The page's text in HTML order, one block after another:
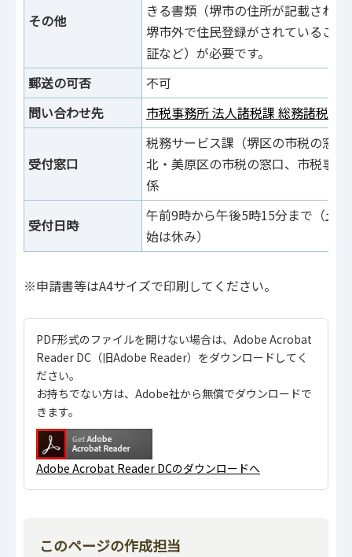
その他
きる書類（堺市の住所が記載され
堺市外で住民登録がされているこ
証など）が必要です。
郵送の可否
不可
問い合わせ先
市税事務所 法人諸税課 総務諸税係
受付窓口
税務サービス課（堺区の市税の窓
北・美原区の市税の窓口、市税事
係
受付日時
午前9時から午後5時15分まで（土
始は休み）
※申請書等はA4サイズで印刷してください。
PDF形式のファイルを開けない場合は、Adobe Acrobat
Reader DC（旧Adobe Reader）をダウンロードしてく
ださい。
お持ちでない方は、Adobe社から無償でダウンロードで
きます。
Adobe Acrobat Reader DCのダウンロードへ
このページの作成担当